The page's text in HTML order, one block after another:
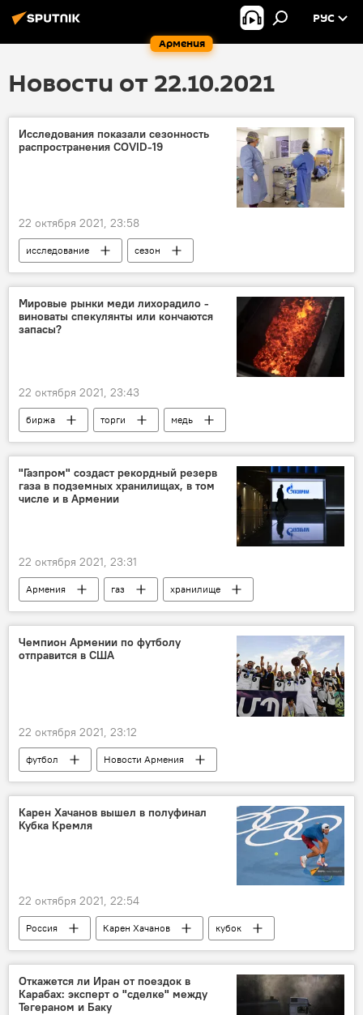
Армения
РУС
Новости от 22.10.2021
Исследования показали сезонность
распространения COVID-19
22 октября 2021, 23:58
исследование
сезон
распространение
коронавирус
ученые
Мировые рынки меди лихорадило -
виноваты спекулянты или кончаются
запасы?
22 октября 2021, 23:43
биржа торги медь
"Газпром" создаст рекордный резерв
газа в подземных хранилищах, в том
числе и в Армении
22 октября 2021, 23:31
Армения газ
хранилище
Газпром
Чемпион Армении по футболу
отправится в США
22 октября 2021, 23:12
футбол
Новости Армения
ФК Алашкерт
Спорт
Карен Хачанов вышел в полуфинал
Кубка Кремля
22 октября 2021, 22:54
Россия Карен Хачанов
кубок
теннис
Откажется ли Иран от поездок в
Карабах: эксперт о "сделке" между
Тегераном и Баку